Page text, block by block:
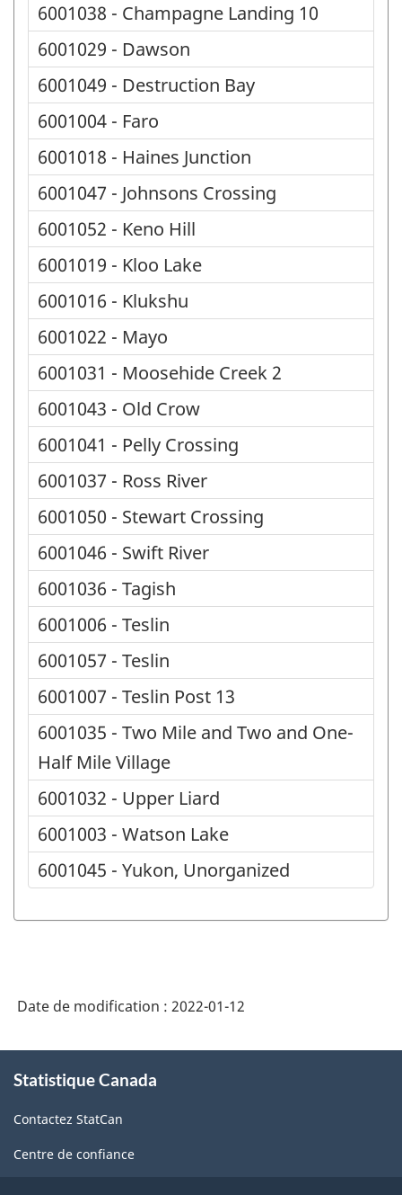
6001038 - Champagne Landing 10
6001029 - Dawson
6001049 - Destruction Bay
6001004 - Faro
6001018 - Haines Junction
6001047 - Johnsons Crossing
6001052 - Keno Hill
6001019 - Kloo Lake
6001016 - Klukshu
6001022 - Mayo
6001031 - Moosehide Creek 2
6001043 - Old Crow
6001041 - Pelly Crossing
6001037 - Ross River
6001050 - Stewart Crossing
6001046 - Swift River
6001036 - Tagish
6001006 - Teslin
6001057 - Teslin
6001007 - Teslin Post 13
6001035 - Two Mile and Two and One-
Half Mile Village
6001032 - Upper Liard
6001003 - Watson Lake
6001045 - Yukon, Unorganized
Date de modification : 2022-01-12
propos
ce
site
Statistique Canada
Contactez StatCan
Centre de confiance